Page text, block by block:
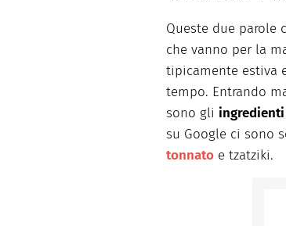
Queste due parole
che vanno per la
tipicamente estiva
tempo. Entrando
sono gli
su Google ci sono
tonnato e tzatziki.